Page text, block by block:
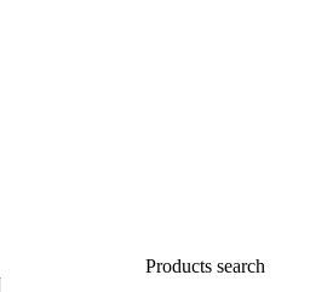
Products search